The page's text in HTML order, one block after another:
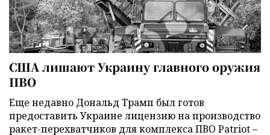
США лишают Украину главного оружия
ПВО
Еще недавно Дональд Трамп был готов
предоставить Украине лицензию на производство
ракет-перехватчиков для комплекса ПВО Patriot –